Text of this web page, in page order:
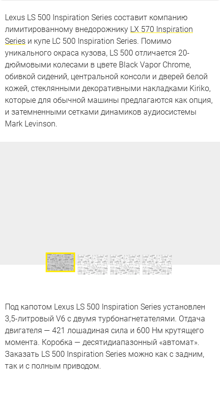
Lexus LS 500 Inspiration Series составит компанию
лимитированному внедорожнику LX 570 Inspiration
Series и купе LC 500 Inspiration Series. Помимо
уникального окраса кузова, LS 500 отличается 20-
дюймовыми колесами в цвете Black Vapor Chrome,
обивкой сидений, центральной консоли и дверей белой
кожей, стеклянными декоративными накладками Kiriko,
которые для обычной машины предлагаются как опция,
и затемненными сетками динамиков аудиосистемы
Mark Levinson.
Под капотом Lexus LS 500 Inspiration Series установлен
3,5-литровый V6 с двумя турбонагнетателями. Отдача
двигателя — 421 лошадиная сила и 600 Нм крутящего
момента. Коробка — десятидиапазонный «автомат».
Заказать LS 500 Inspiration Series можно как с задним,
так и с полным приводом.